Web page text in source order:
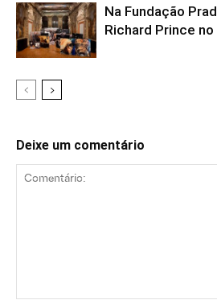
Na Fundação
Richard Prince
Deixe um comentário